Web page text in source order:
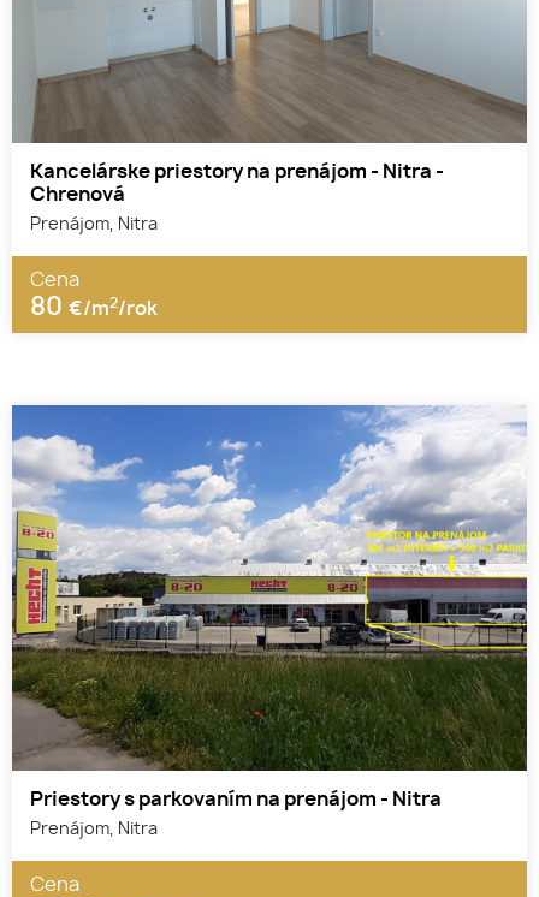
Kancelárske priestory na prenájom - Nitra -
Chrenová
Prenájom, Nitra
Cena
80 €/m2/rok
Priestory s parkovaním na prenájom - Nitra
Prenájom, Nitra
Cena